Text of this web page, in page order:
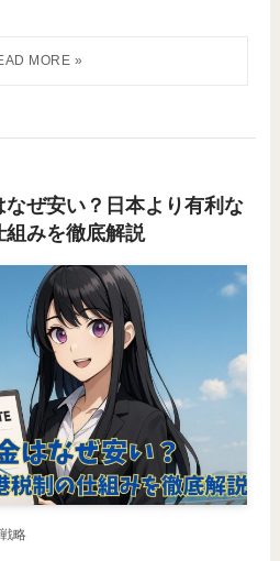
なぜ安い？日本より有利な
組みを徹底解説
略